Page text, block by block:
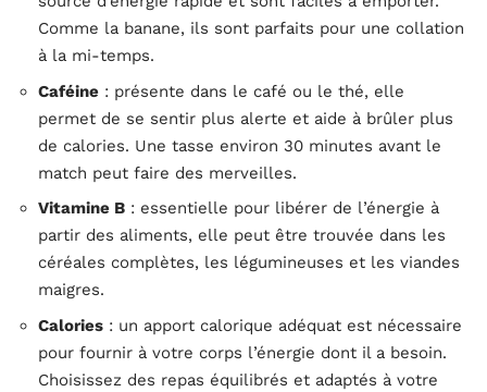
Comme la banane, ils sont parfaits pour une collation
à la mi-temps.
Caféine : présente dans le café ou le thé, elle
permet de se sentir plus alerte et aide à brûler plus
de calories. Une tasse environ 30 minutes avant le
match peut faire des merveilles.
Vitamine B : essentielle pour libérer de l’énergie à
partir des aliments, elle peut être trouvée dans les
céréales complètes, les légumineuses et les viandes
maigres.
Calories : un apport calorique adéquat est nécessaire
pour fournir à votre corps l’énergie dont il a besoin.
Choisissez des repas équilibrés et adaptés à votre